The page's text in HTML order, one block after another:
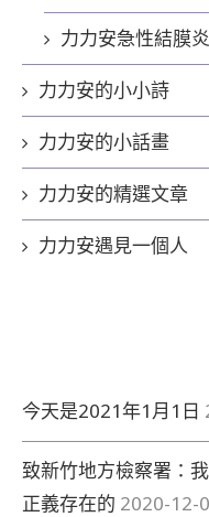
力力安急性結膜炎
力力安的小小詩
力力安的小話畫
力力安的精選文章
力力安遇見一個人
今天是2021年1月1日
致新竹地方檢察署：
正義存在的 2020-12-